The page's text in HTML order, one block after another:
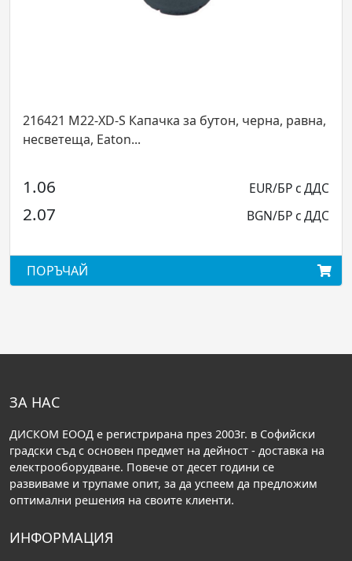
M22-XD-S Капачка за бутон, черна, равна,
Eaton...
EUR/БР с ДДС
BGN/БР с ДДС
216827
12.76
24.95
ЗА НАС
ДИСКОМ ЕООД е регистрирана през 2003г. в Софийски
градски съд с основен предмет на дейност - доставка на
електрооборудване. Повече от десет години се
развиваме и трупаме опит, за да успеем да предложим
оптимални решения на своите клиенти.
ИНФОРМАЦИЯ